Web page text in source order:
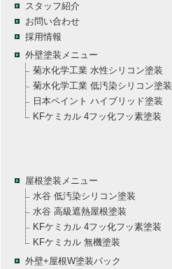
スタッフ紹介
お問い合わせ
採用情報
外壁塗装メニュー
菊水化学工業 水性シリコン塗装
菊水化学工業 低汚染シリコン塗装
日本ペイント ハイブリッド塗装
KFケミカル 4フッ化フッ素塗装
屋根塗装メニュー
水谷 低汚染シリコン塗装
水谷 高級遮熱屋根塗装
KFケミカル 4フッ化フッ素塗装
KFケミカル 無機塗装
外壁+屋根W塗装パック